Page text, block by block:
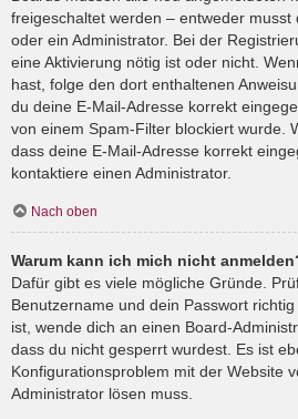
freigeschaltet werden – entweder musst
oder ein Administrator. Bei der
eine Aktivierung nötig ist oder nicht.
hast, folge den dort enthaltenen
du deine E-Mail-Adresse korrekt
von einem Spam-Filter blockiert wurde.
dass deine E-Mail-Adresse korrekt
kontaktiere einen Administrator.
Nach oben
Warum kann ich mich nicht
Dafür gibt es viele mögliche Gründe.
Benutzername und dein Passwort
ist, wende dich an einen Board-
dass du nicht gesperrt wurdest. Es ist
Konfigurationsproblem mit der Website
Administrator lösen muss.